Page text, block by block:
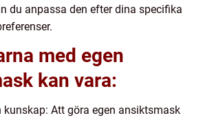
du anpassa den efter dina specifika
med egen
kan vara:
kunskap: Att göra egen ansiktsmask